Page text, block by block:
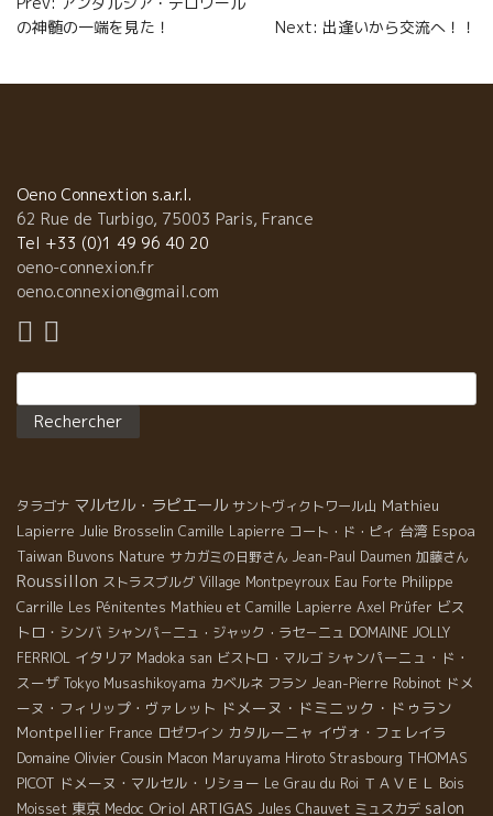
de
l’article
の神髄の一端を見た！
Next: 出逢いから交流へ！！
Oeno Connextion s.a.r.l.
62 Rue de Turbigo, 75003 Paris, France
Tel +33 (0)1 49 96 40 20
oeno-connexion.fr
oeno.connexion@gmail.com
タラゴナ マルセル・ラピエール サントヴィクトワール山 Mathieu
Lapierre Julie Brosselin Camille Lapierre コート・ド・ピィ 台湾 Espoa
Taiwan Buvons Nature サカガミの日野さん Jean-Paul Daumen 加藤さん
Roussillon ストラスブルグ Village Montpeyroux Eau Forte Philippe
Carrille Les Pénitentes Mathieu et Camille Lapierre Axel Prüfer ビス
トロ・シンバ シャンパ－ニュ・ジャック・ラセ－ニュ DOMAINE JOLLY
FERRIOL イタリア Madoka san ビストロ・マルゴ シャンパーニュ・ド・
スーザ Tokyo Musashikoyama カベルネ フラン Jean-Pierre Robinot ドメ
ーヌ・フィリップ・ヴァレット ドメーヌ・ドミニック・ドゥラン
Montpellier France ロゼワイン カタルーニャ イヴォ・フェレイラ
Domaine Olivier Cousin Macon Maruyama Hiroto Strasbourg THOMAS
PICOT ドメーヌ・マルセル・リショー Le Grau du Roi ＴＡＶＥＬ Bois
Moisset 東京 Medoc Oriol ARTIGAS Jules Chauvet ミュスカデ salon